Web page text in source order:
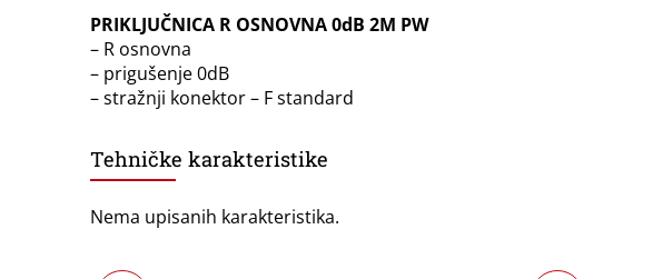
PRIKLJUČNICA R OSNOVNA 0dB 2M PW
– R osnovna
– prigušenje 0dB
– stražnji konektor – F standard
Tehničke karakteristike
Nema upisanih karakteristika.